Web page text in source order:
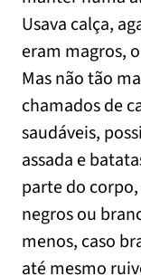
Usava calça,
eram magros,
Mas não tão
chamados de
saudáveis,
assada e
parte do
negros ou
menos, caso
até mesmo